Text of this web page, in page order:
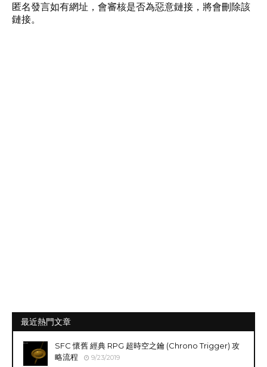
匿名發言如有網址，會審核是否為惡意鏈接，將會刪除該
鏈接。
最近熱門文章
SFC 懷舊 經典 RPG 超時空之鑰 (Chrono Trigger) 攻
略流程
9/23/2019